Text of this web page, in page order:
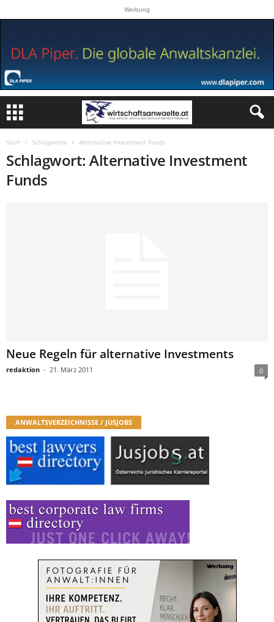
Werbung
Start Schlagworte Alternative Investment Funds
Schlagwort: Alternative Investment
Funds
Neue Regeln für alternative Investments
redaktion - 21. März 2011 0
ANWALTSVERZEICHNISSE / JUSJOBS